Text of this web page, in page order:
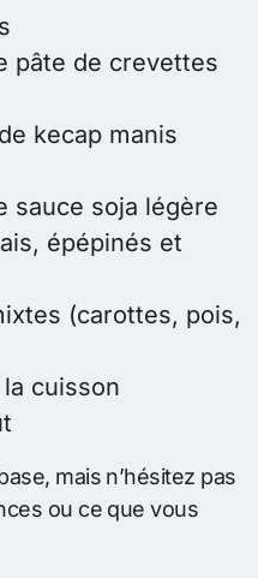
pâte de crevettes
kecap manis
sauce soja légère
épépinés et
(carottes, pois,
cuisson
mais n’hésitez pas
ou ce que vous